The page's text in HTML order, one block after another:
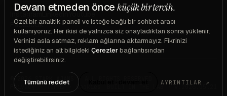
Facebook
© 2026 STARK AJANS · ALL RIGHTS RESERVED
Privacy · Terms · Cookies BUILT IN THE LAB · v.2026.05.21
Devam etmeden önceküçük bir tercih.
Özel bir analitik paneli ve isteğe bağlı bir sohbet aracı
kullanıyoruz. Her ikisi de yalnızca siz onayladıktan sonra yüklenir.
Verinizi asla satmaz, reklam ağlarına aktarmayız. Fikrinizi
istediğiniz an alt bilgideki Çerezlerbağlantısından
değiştirebilirsiniz.
Tümünü reddet AYRINTILAR ↗